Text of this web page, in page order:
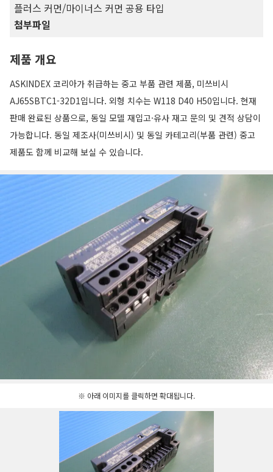
플러스 커먼/마이너스 커먼 공용 타입
첨부파일
제품 개요
ASKINDEX 코리아가 취급하는 중고 부품 관련 제품, 미쓰비시
AJ65SBTC1-32D1입니다. 외형 치수는 W118 D40 H50입니다. 현재
판매 완료된 상품으로, 동일 모델 재입고·유사 재고 문의 및 견적 상담이
가능합니다. 동일 제조사(미쓰비시) 및 동일 카테고리(부품 관련) 중고
제품도 함께 비교해 보실 수 있습니다.
※ 아래 이미지를 클릭하면 확대됩니다.